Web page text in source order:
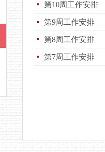
第10周工作安排
第9周工作安排
第8周工作安排
第7周工作安排